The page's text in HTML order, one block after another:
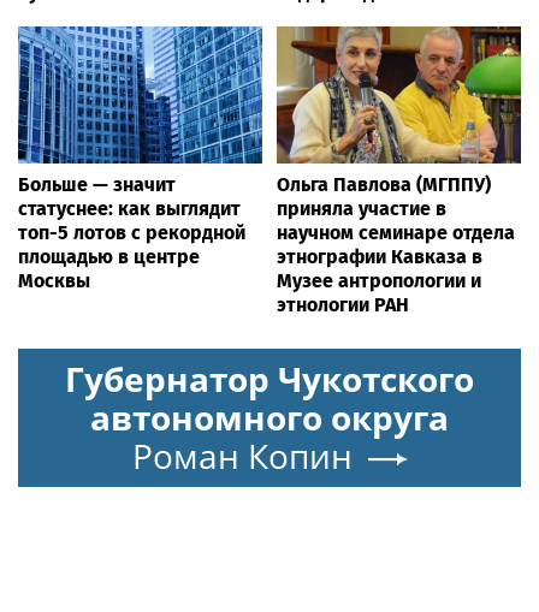
Больше — значит
статуснее: как выглядит
топ-5 лотов с рекордной
площадью в центре
Москвы
Ольга Павлова (МГППУ)
приняла участие в
научном семинаре отдела
этнографии Кавказа в
Музее антропологии и
этнологии РАН
Губернатор Чукотского
автономного округа
Роман Копин